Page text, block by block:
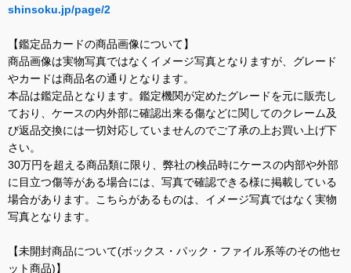
shinsoku.jp/page/2
【鑑定品カードの商品画像について】
商品画像は実物写真ではなくイメージ写真となりますが、グレード
やカードは商品名の通りとなります。
本品は鑑定品となります。鑑定機関が定めたグレードを元に販売し
ており、ケースの内外部に確認出来る傷などに関してのクレーム及
び返品交換には一切対応していませんのでご了承の上お買い上げ下
さい。
30万円を超える商品類に限り、弊社の検品時にケースの内部や外部
に目立つ傷等がある場合には、写真で確認できる様に掲載している
場合があります。こちらがあるものは、イメージ写真ではなく実物
写真となります。
【未開封商品について(ボックス・パック・ファイル系等のその他セ
ット商品)】